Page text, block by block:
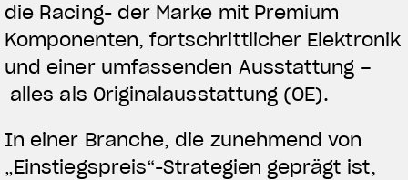
die Racing- der Marke mit Premium
Komponenten, fortschrittlicher Elektronik
und einer umfassenden Ausstattung –
alles als Originalausstattung (OE).
In einer Branche, die zunehmend von
„Einstiegspreis“-Strategien geprägt ist,